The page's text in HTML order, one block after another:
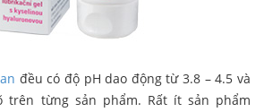
đều có độ pH dao động từ 3.8 – 4.5 và
trên từng sản phẩm. Rất ít sản phẩm